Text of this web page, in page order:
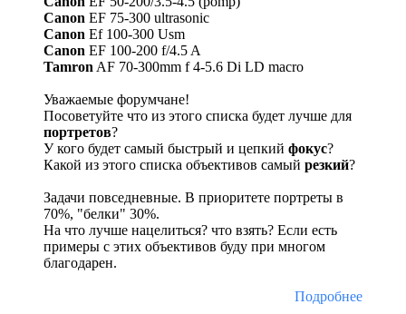
Canon EF 75-300 ultrasonic
Canon Ef 100-300 Usm
Canon EF 100-200 f/4.5 A
Tamron AF 70-300mm f 4-5.6 Di LD macro
Уважаемые форумчане!
Посоветуйте что из этого списка будет лучше для
портретов?
У кого будет самый быстрый и цепкий фокус?
Какой из этого списка объективов самый резкий?
Задачи повседневные. В приоритете портреты в
70%, "белки" 30%.
На что лучше нацелиться? что взять? Если есть
примеры с этих объективов буду при многом
благодарен.
Подробнее